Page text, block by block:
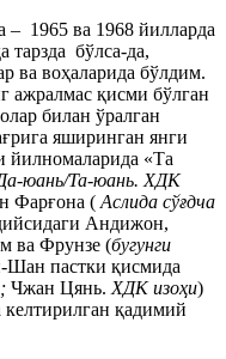
– 1965 ва 1968 йилларда
тарзда бўлса-да,
ва воҳаларида бўлдим.
ажралмас қисми бўлган
билан ўралган
яширинган янги
«Та
юань/Ta-юань. ХДК
Фарғона ( Аслида сўғдча
Андижон,
ва Фрунзе (бугунги
Шан пастки қисмида
Чжан Цянь. ХДК изоҳи)
келтирилган қадимий